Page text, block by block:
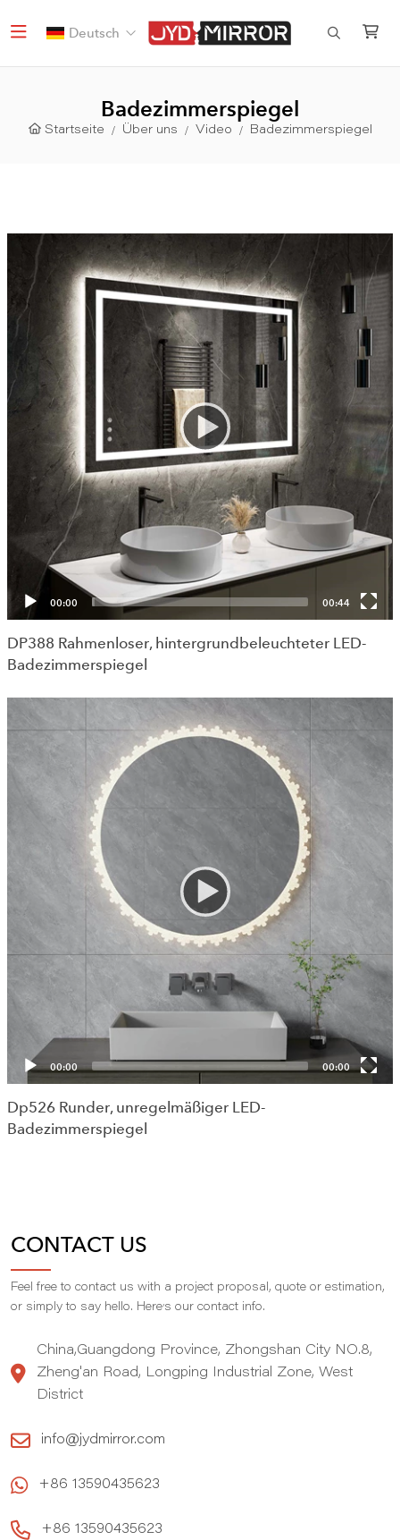
Deutsch
Badezimmerspiegel
Startseite Über uns Video Badezimmerspiegel
00:00 00:44
DP388 Rahmenloser, hintergrundbeleuchteter LED-
Badezimmerspiegel
00:00 00:00
Dp526 Runder, unregelmäßiger LED-
Badezimmerspiegel
CONTACT US
Feel free to contact us with a project proposal, quote or estimation,
or simply to say hello. Here,s our contact info.
China,Guangdong Province, Zhongshan City NO.8,
Zheng'an Road, Longping Industrial Zone, West
District
info@jydmirror.com
+86 13590435623
+86 13590435623